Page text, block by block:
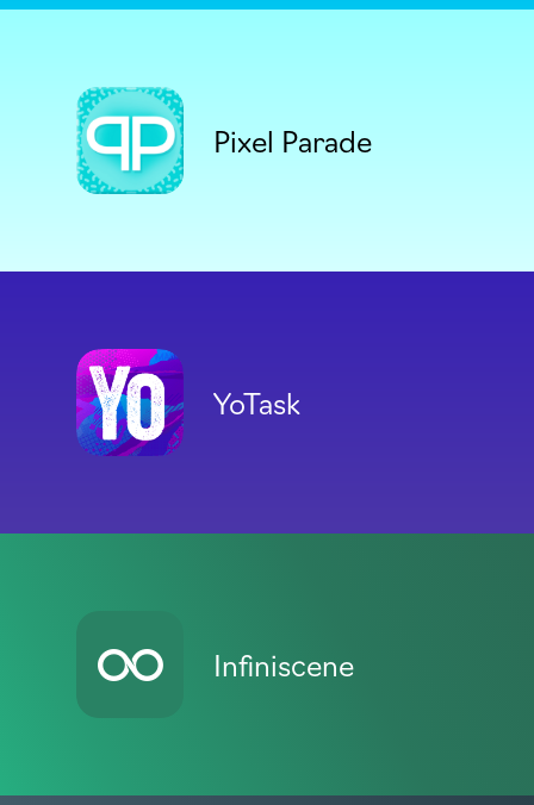
Pixel Parade
YoTask
Infiniscene